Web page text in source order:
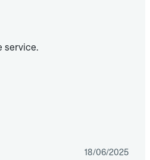
service.
18/06/2025